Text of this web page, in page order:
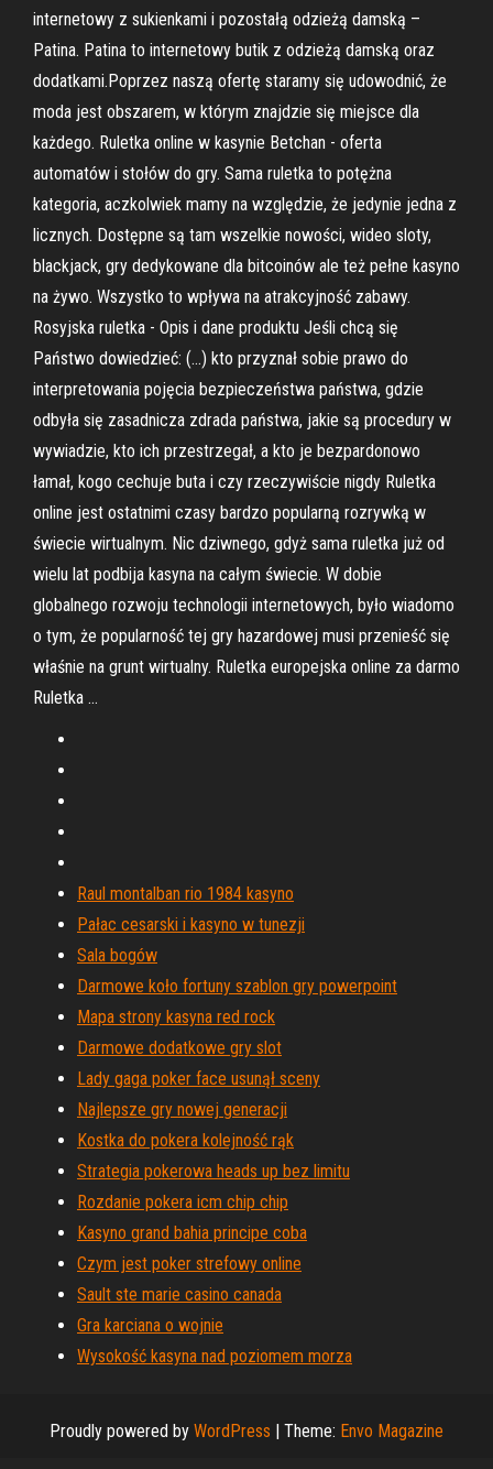
internetowy z sukienkami i pozostałą odzieżą damską –
Patina. Patina to internetowy butik z odzieżą damską oraz
dodatkami.Poprzez naszą ofertę staramy się udowodnić, że
moda jest obszarem, w którym znajdzie się miejsce dla
każdego. Ruletka online w kasynie Betchan - oferta
automatów i stołów do gry. Sama ruletka to potężna
kategoria, aczkolwiek mamy na względzie, że jedynie jedna z
licznych. Dostępne są tam wszelkie nowości, wideo sloty,
blackjack, gry dedykowane dla bitcoinów ale też pełne kasyno
na żywo. Wszystko to wpływa na atrakcyjność zabawy.
Rosyjska ruletka - Opis i dane produktu Jeśli chcą się
Państwo dowiedzieć: (…) kto przyznał sobie prawo do
interpretowania pojęcia bezpieczeństwa państwa, gdzie
odbyła się zasadnicza zdrada państwa, jakie są procedury w
wywiadzie, kto ich przestrzegał, a kto je bezpardonowo
łamał, kogo cechuje buta i czy rzeczywiście nigdy Ruletka
online jest ostatnimi czasy bardzo popularną rozrywką w
świecie wirtualnym. Nic dziwnego, gdyż sama ruletka już od
wielu lat podbija kasyna na całym świecie. W dobie
globalnego rozwoju technologii internetowych, było wiadomo
o tym, że popularność tej gry hazardowej musi przenieść się
właśnie na grunt wirtualny. Ruletka europejska online za darmo
Ruletka …
Raul montalban rio 1984 kasyno
Pałac cesarski i kasyno w tunezji
Sala bogów
Darmowe koło fortuny szablon gry powerpoint
Mapa strony kasyna red rock
Darmowe dodatkowe gry slot
Lady gaga poker face usunął sceny
Najlepsze gry nowej generacji
Kostka do pokera kolejność rąk
Strategia pokerowa heads up bez limitu
Rozdanie pokera icm chip chip
Kasyno grand bahia principe coba
Czym jest poker strefowy online
Sault ste marie casino canada
Gra karciana o wojnie
Wysokość kasyna nad poziomem morza
Proudly powered by WordPress | Theme: Envo Magazine